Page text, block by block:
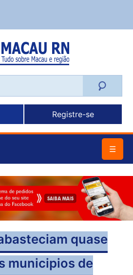
Registre-se
☰
quase
municipios de